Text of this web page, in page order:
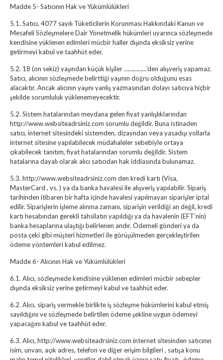
Madde 5- Satıcının Hak ve Yükümlülükleri
5.1. Satıcı, 4077 sayılı Tüketicilerin Korunması Hakkındaki Kanun ve
Mesafeli Sözleşmelere Dair Yönetmelik hükümleri uyarınca sözleşmede
kendisine yüklenen edimleri mücbir haller dışında eksiksiz yerine
getirmeyi kabul ve taahhüt eder.
5.2. 18 (on sekiz) yaşından küçük kişiler ……………’den alışveriş yapamaz.
Satıcı, alıcının sözleşmede belirttiği yaşının doğru olduğunu esas
alacaktır. Ancak alıcının yaşını yanlış yazmasından dolayı satıcıya hiçbir
şekilde sorumluluk yüklenemeyecektir.
5.2. Sistem hatalarından meydana gelen fiyat yanlışlıklarından
http://www.websiteadrsiniz.com sorumlu değildir. Buna istinaden
satıcı, internet sitesindeki sistemden, dizayndan veya yasadışı yollarla
internet sitesine yapılabilecek müdahaleler sebebiyle ortaya
çıkabilecek tanıtım, fiyat hatalarından sorumlu değildir. Sistem
hatalarına dayalı olarak alıcı satıcıdan hak iddiasında bulunamaz.
5.3. http://www.websiteadrsiniz.com den kredi kartı (Visa,
MasterCard , vs. ) ya da banka havalesi ile alışveriş yapılabilir. Sipariş
tarihinden itibaren bir hafta içinde havalesi yapılmayan siparişler iptal
edilir. Siparişlerin işleme alınma zamanı, siparişin verildiği an değil, kredi
kartı hesabından gerekli tahsilatın yapıldığı ya da havalenin (EFT’nin)
banka hesaplarına ulaştığı belirlenen andır. Ödemeli gönderi ya da
posta çeki gibi müşteri hizmetleri ile görüşülmeden gerçekleştirilen
ödeme yöntemleri kabul edilmez.
Madde 6- Alıcının Hak ve Yükümlülükleri
6.1. Alıcı, sözleşmede kendisine yüklenen edimleri mücbir sebepler
dışında eksiksiz yerine getirmeyi kabul ve taahhüt eder.
6.2. Alıcı, sipariş vermekle birlikte iş sözleşme hükümlerini kabul etmiş
sayıldığını ve sözleşmede belirtilen ödeme şekline uygun ödemeyi
yapacağını kabul ve taahhüt eder.
6.3. Alıcı, http://www.websiteadrsiniz.com internet sitesinden satıcının
isim, unvan, açık adres, telefon ve diğer erişim bilgileri , satışa konu